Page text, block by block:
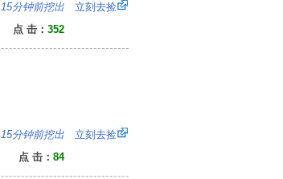
15分钟前挖出 立刻去捡
点 击： 352
15分钟前挖出 立刻去捡
点 击： 84